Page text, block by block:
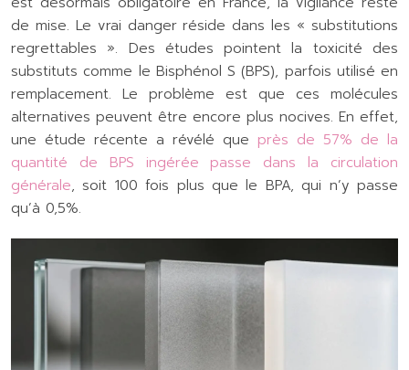
de mise. Le vrai danger réside dans les « substitutions
regrettables ». Des études pointent la toxicité des
substituts comme le Bisphénol S (BPS), parfois utilisé en
remplacement. Le problème est que ces molécules
alternatives peuvent être encore plus nocives. En effet,
une étude récente a révélé que près de 57% de la
quantité de BPS ingérée passe dans la circulation
générale, soit 100 fois plus que le BPA, qui n’y passe
qu’à 0,5%.